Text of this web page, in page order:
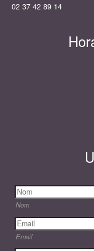
02 37 42 89 14
Nom
Email